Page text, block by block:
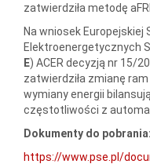
zatwierdziła metodę
Na wniosek Europejskiej
Elektroenergetycznych
E) ACER decyzją nr 15/
zatwierdziła zmianę
wymiany energii
częstotliwości z
Dokumenty do pobrania:
https://www.pse.pl/